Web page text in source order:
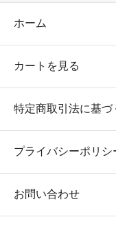
ホーム
カートを見る
特定商取引法に基づ
プライバシーポリシ
お問い合わせ